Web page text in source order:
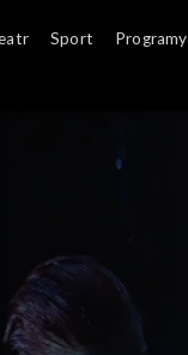
Sport Programy